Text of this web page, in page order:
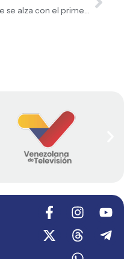
Sucre se alza con el primer lugar en el Desafío «Sigue Líneas Creativa» de la Robótica Nacional